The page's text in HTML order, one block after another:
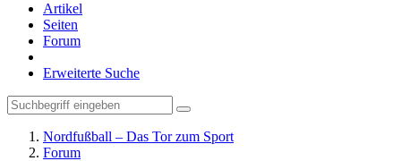
Artikel
Seiten
Forum
Erweiterte Suche
Nordfußball – Das Tor zum Sport
Forum